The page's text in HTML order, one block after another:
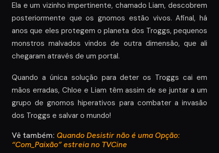
Ela e um vizinho impertinente, chamado Liam, descobrem
posteriormente que os gnomos estão vivos. Afinal, há
anos que eles protegem o planeta dos Troggs, pequenos
monstros malvados vindos de outra dimensão, que ali
chegaram através de um portal.
Quando a única solução para deter os Troggs cai em
mãos erradas, Chloe e Liam têm assim de se juntar a um
grupo de gnomos hiperativos para combater a invasão
dos Troggs e salvar o mundo!
Vê também: Quando Desistir não é uma Opção:
“Com_Paixão” estreia no TVCine